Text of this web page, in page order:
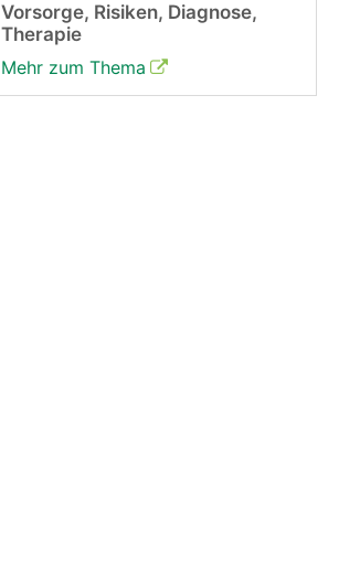
Vorsorge, Risiken, Diagnose,
Therapie
Mehr zum Thema